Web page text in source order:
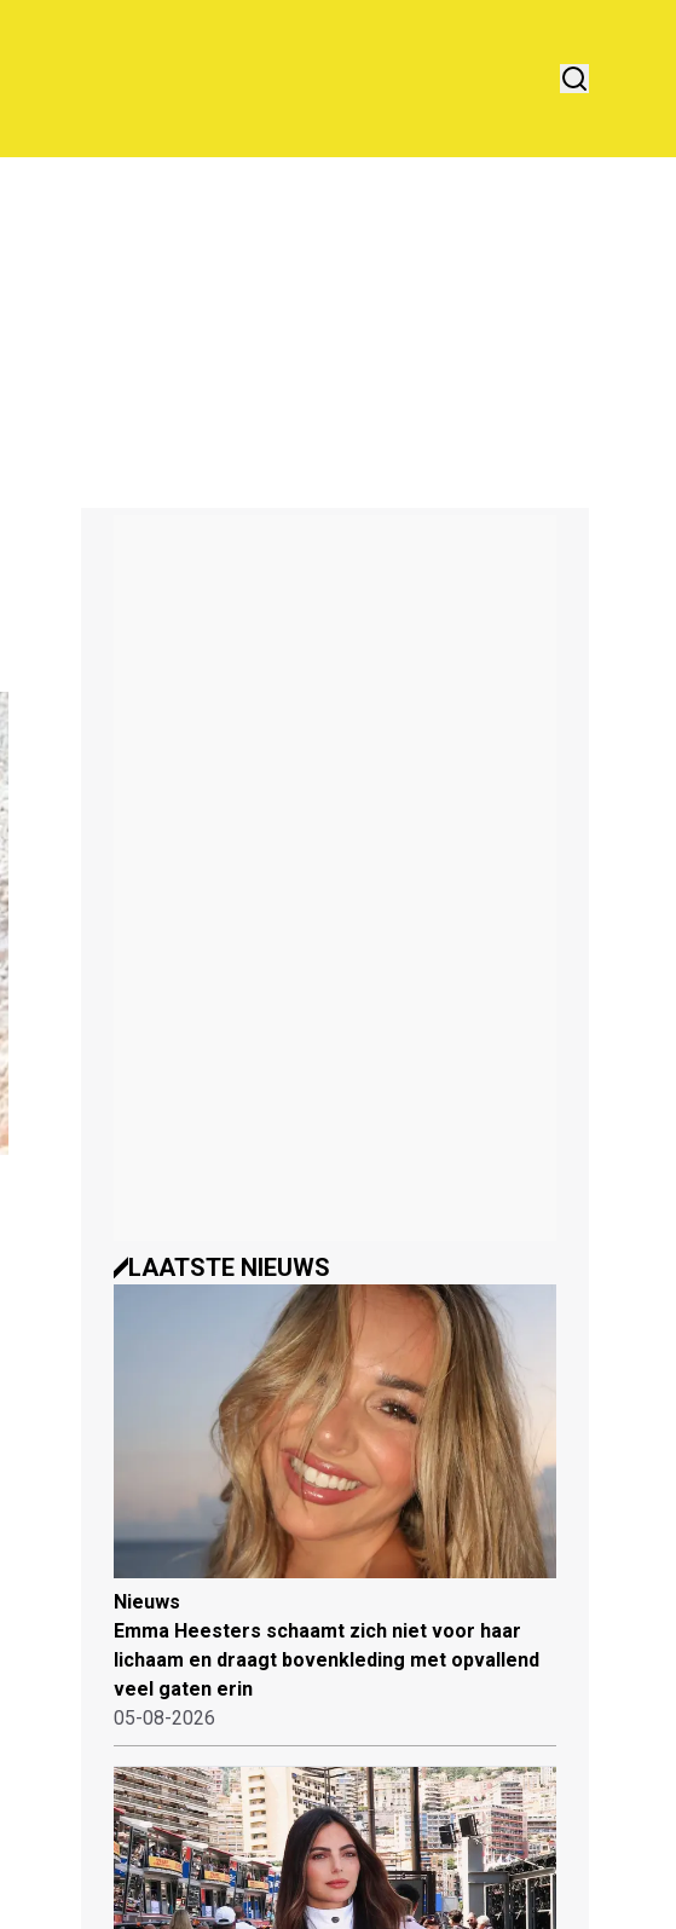
LAATSTE NIEUWS
Nieuws
Emma Heesters schaamt zich niet voor haar
lichaam en draagt bovenkleding met opvallend
veel gaten erin
05-08-2026